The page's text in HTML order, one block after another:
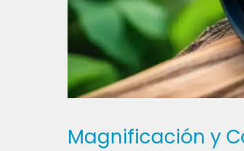
Magnificación y